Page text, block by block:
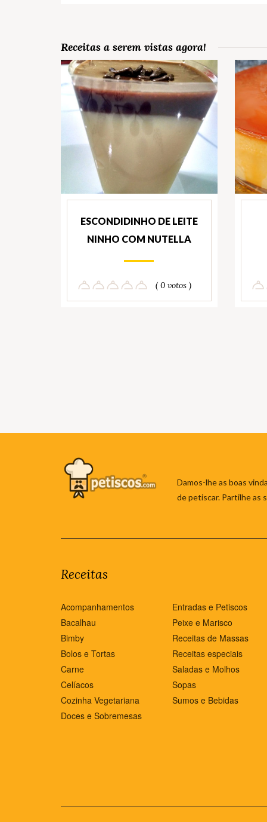
Receitas a serem vistas agora!
ESCONDIDINHO DE LEITE
NINHO COM NUTELLA
( 0 votos )
Damos-lhe as boas
de petiscar. Partilhe as
Receitas
Acompanhamentos
Bacalhau
Bimby
Bolos e Tortas
Carne
Celíacos
Cozinha Vegetariana
Doces e Sobremesas
Entradas e Petiscos
Peixe e Marisco
Receitas de Massas
Receitas especiais
Saladas e Molhos
Sopas
Sumos e Bebidas